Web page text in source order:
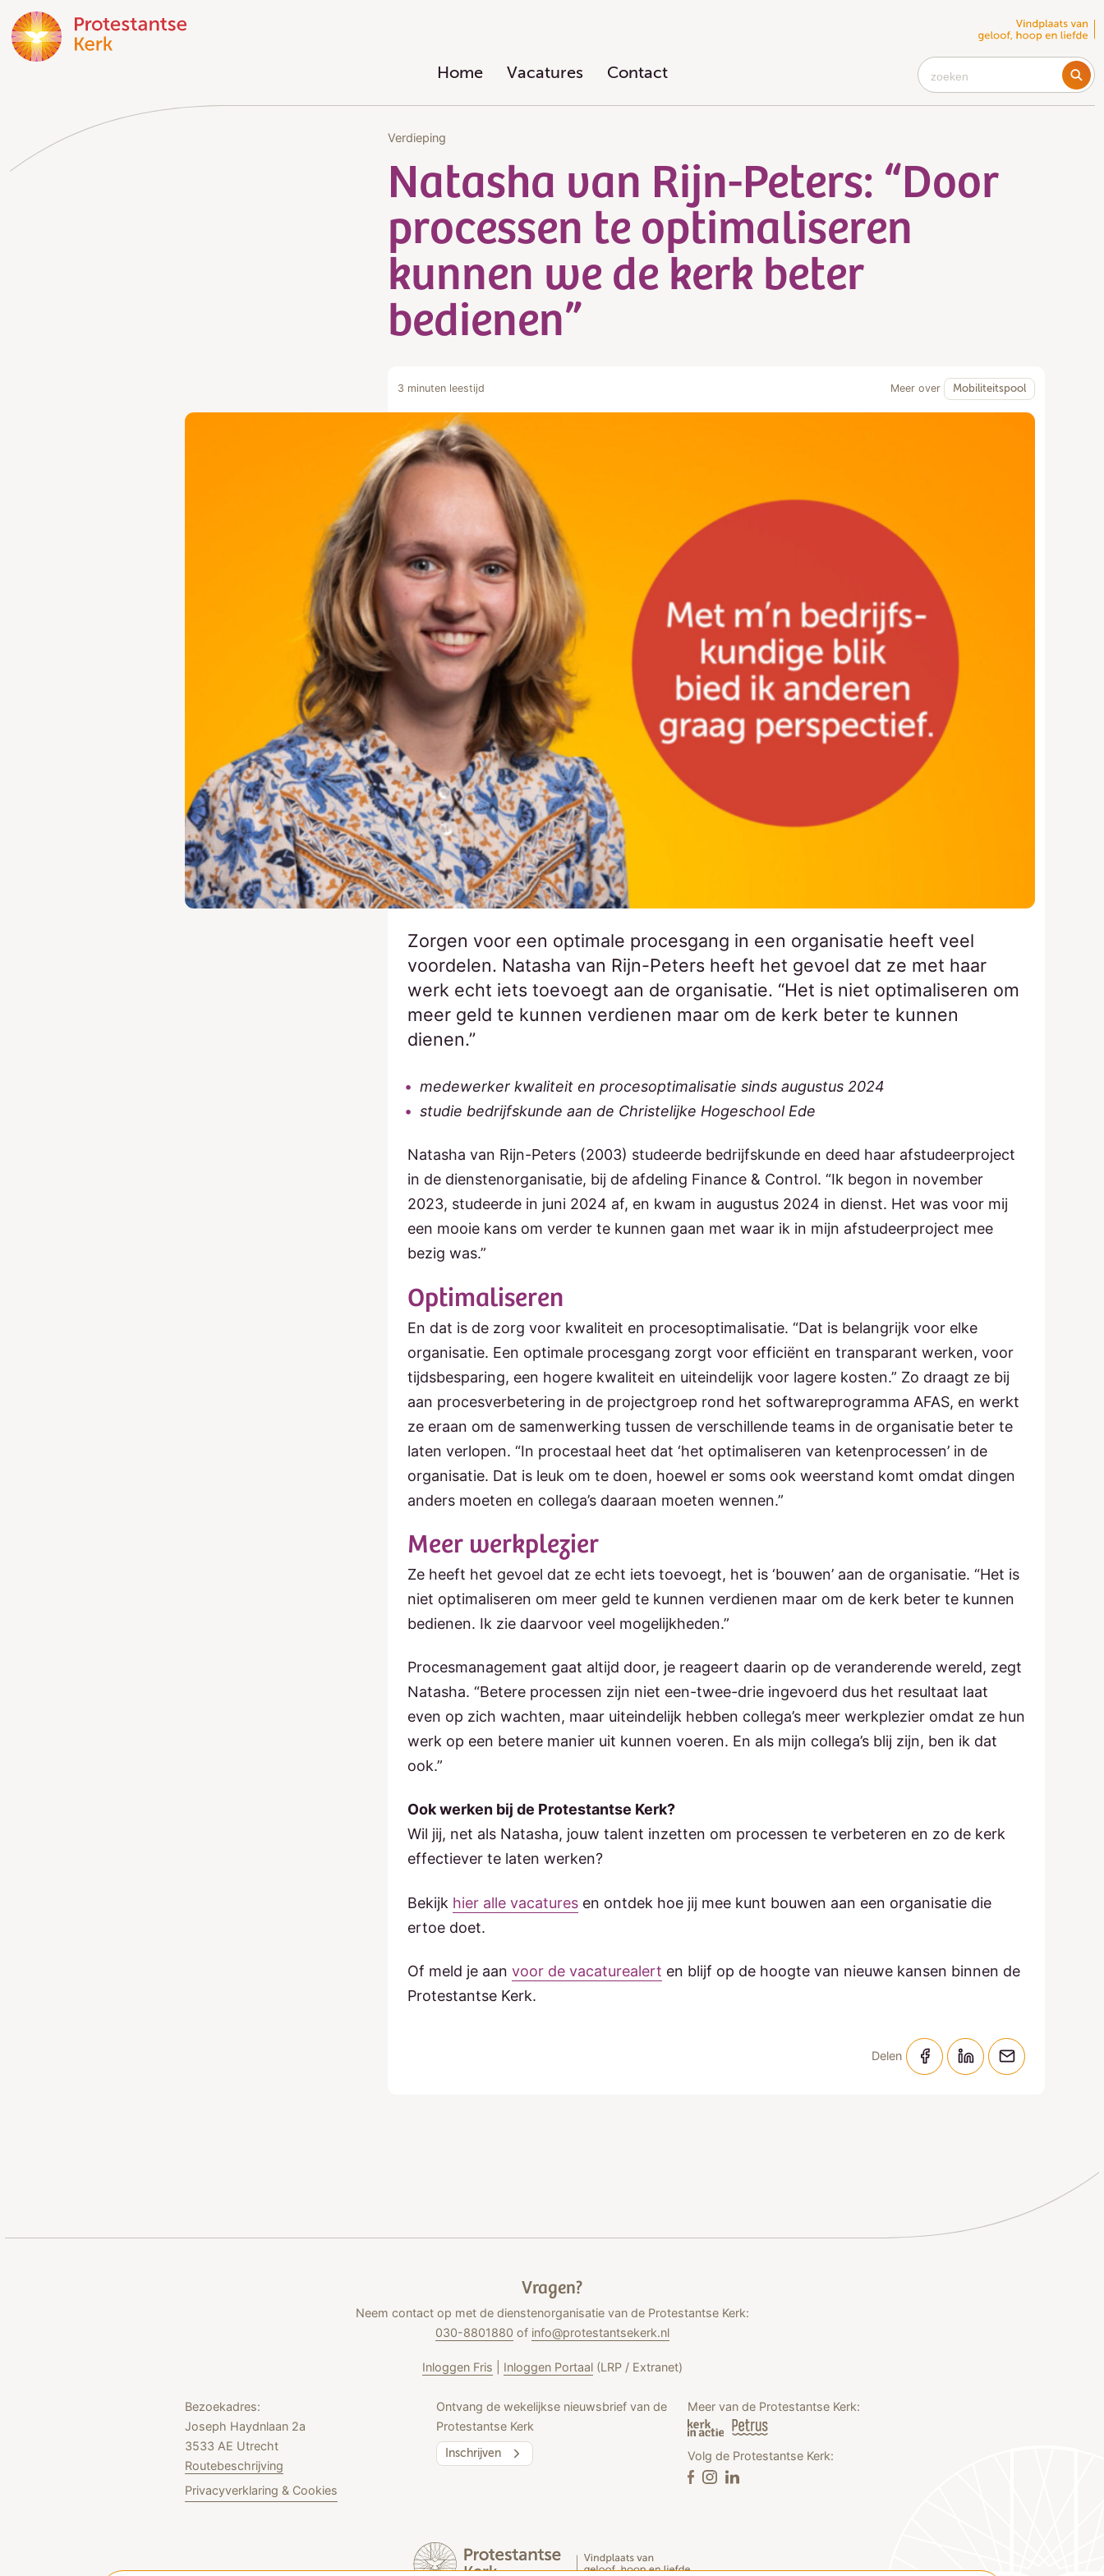
Doorgaan
naar
hoofdinhoud
Home Vacatures Contact
Verdieping
Natasha van Rijn-Peters: “Door
processen te optimaliseren
kunnen we de kerk beter
bedienen”
3 minuten leestijd Meer over Mobiliteitspool
Zorgen voor een optimale procesgang in een organisatie heeft veel
voordelen. Natasha van Rijn-Peters heeft het gevoel dat ze met haar
werk echt iets toevoegt aan de organisatie. “Het is niet optimaliseren om
meer geld te kunnen verdienen maar om de kerk beter te kunnen
dienen.”
medewerker kwaliteit en procesoptimalisatie sinds augustus 2024
studie bedrijfskunde aan de Christelijke Hogeschool Ede
Natasha van Rijn-Peters (2003) studeerde bedrijfskunde en deed haar afstudeerproject
in de dienstenorganisatie, bij de afdeling Finance & Control. “Ik begon in november
2023, studeerde in juni 2024 af, en kwam in augustus 2024 in dienst. Het was voor mij
een mooie kans om verder te kunnen gaan met waar ik in mijn afstudeerproject mee
bezig was.”
Optimaliseren
En dat is de zorg voor kwaliteit en procesoptimalisatie. “Dat is belangrijk voor elke
organisatie. Een optimale procesgang zorgt voor efficiënt en transparant werken, voor
tijdsbesparing, een hogere kwaliteit en uiteindelijk voor lagere kosten.” Zo draagt ze bij
aan procesverbetering in de projectgroep rond het softwareprogramma AFAS, en werkt
ze eraan om de samenwerking tussen de verschillende teams in de organisatie beter te
laten verlopen. “In procestaal heet dat ‘het optimaliseren van ketenprocessen’ in de
organisatie. Dat is leuk om te doen, hoewel er soms ook weerstand komt omdat dingen
anders moeten en collega’s daaraan moeten wennen.”
Meer werkplezier
Ze heeft het gevoel dat ze echt iets toevoegt, het is ‘bouwen’ aan de organisatie. “Het is
niet optimaliseren om meer geld te kunnen verdienen maar om de kerk beter te kunnen
bedienen. Ik zie daarvoor veel mogelijkheden.”
Procesmanagement gaat altijd door, je reageert daarin op de veranderende wereld, zegt
Natasha. “Betere processen zijn niet een-twee-drie ingevoerd dus het resultaat laat
even op zich wachten, maar uiteindelijk hebben collega’s meer werkplezier omdat ze hun
werk op een betere manier uit kunnen voeren. En als mijn collega’s blij zijn, ben ik dat
ook.”
Ook werken bij de Protestantse Kerk?
Wil jij, net als Natasha, jouw talent inzetten om processen te verbeteren en zo de kerk
effectiever te laten werken?
Bekijk hier alle vacatures en ontdek hoe jij mee kunt bouwen aan een organisatie die
ertoe doet.
Of meld je aan voor de vacaturealert en blijf op de hoogte van nieuwe kansen binnen de
Protestantse Kerk.
Delen
Vragen?
Neem contact op met de dienstenorganisatie van de Protestantse Kerk:
030-8801880 of info@protestantsekerk.nl
Inloggen Fris Inloggen Portaal(LRP / Extranet)
Bezoekadres:
Joseph Haydnlaan 2a
3533 AE Utrecht
Routebeschrijving
Privacyverklaring & Cookies
Ontvang de wekelijkse nieuwsbrief van de
Protestantse Kerk
Inschrijven
Meer van de Protestantse Kerk:
Volg de Protestantse Kerk: